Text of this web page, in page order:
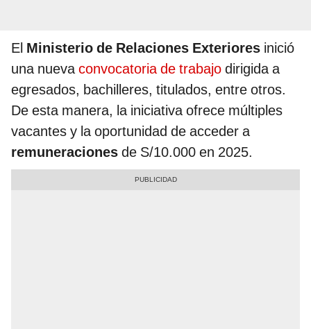
El Ministerio de Relaciones Exteriores inició
una nuevaconvocatoria de trabajo dirigida a
egresados, bachilleres, titulados, entre otros.
De esta manera, la iniciativa ofrece múltiples
vacantes y la oportunidad de acceder a
remuneraciones de S/10.000 en 2025.